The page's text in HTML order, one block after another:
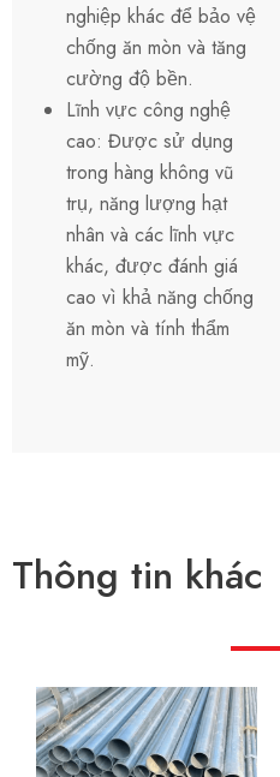
nghiệp khác để bảo vệ
chống ăn mòn và tăng
cường độ bền.
Lĩnh vực công nghệ
cao: Được sử dụng
trong hàng không vũ
trụ, năng lượng hạt
nhân và các lĩnh vực
khác, được đánh giá
cao vì khả năng chống
ăn mòn và tính thẩm
mỹ.
Thông tin khác